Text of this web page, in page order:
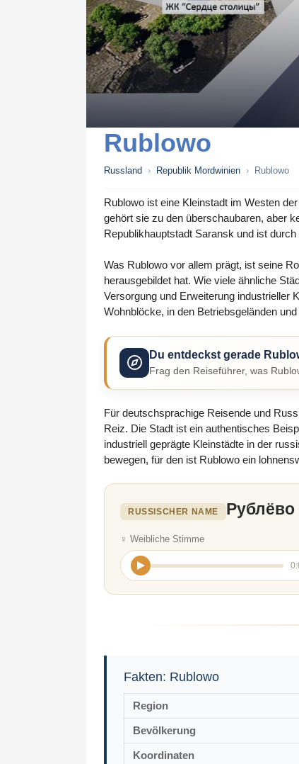
Rublowo
Russland › Republik Mordwinien › Rublowo
Rublowo ist eine Kleinstadt im Westen
gehört sie zu den überschaubaren, aber
Republikhauptstadt Saransk und ist
Was Rublowo vor allem prägt, ist seine
herausgebildet hat. Wie viele ähnliche
Versorgung und Erweiterung industrieller
Wohnblöcke, in den Betriebsgeländen
Du entdeckst gerade
Frag den Reiseführer, was
Für deutschsprachige Reisende und
Reiz. Die Stadt ist ein authentisches
industriell geprägte Kleinstädte in der
bewegen, für den ist Rublowo ein
RUSSISCHER NAME Рублёво
♀ Weibliche Stimme
Fakten: Rublowo
Region
Bevölkerung
Koordinaten